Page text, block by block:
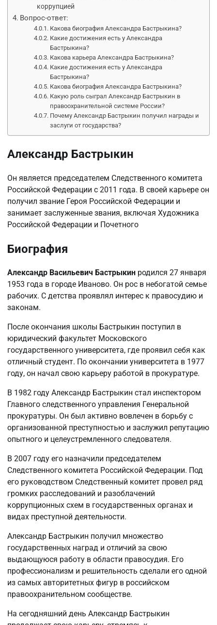
коррупцией
Вопрос-ответ:
Какова биография Александра Бастрыкина?
Какие достижения есть у Александра
Бастрыкина?
Какова карьера Александра Бастрыкина?
Какие достижения есть у Александра
Бастрыкина?
Какова биография Александра Бастрыкина?
Какую роль сыграл Александр Бастрыкин в
правоохранительной системе России?
Почему Александр Бастрыкин получил награды и
заслуги от государства?
Александр Бастрыкин
Он является председателем Следственного комитета
Российской Федерации с 2011 года. В своей карьере он
получил звание Героя Российской Федерации и
занимает заслуженные звания, включая Художника
Российской Федерации и Почетного
Биография
Александр Васильевич Бастрыкин родился 27 января
1953 года в городе Иваново. Он рос в небогатой семье
рабочих. С детства проявлял интерес к правосудию и
законам.
После окончания школы Бастрыкин поступил в
юридический факультет Московского
государственного университета, где проявил себя как
отличный студент. По окончании университета в 1977
году, он начал свою карьеру работой в прокуратуре.
В 1982 году Александр Бастрыкин стал инспектором
Главного следственного управления Генеральной
прокуратуры. Он был активно вовлечен в борьбу с
организованной преступностью и заслужил репутацию
опытного и целеустремленного следователя.
В 2007 году его назначили председателем
Следственного комитета Российской Федерации. Под
его руководством Следственный комитет провел ряд
громких расследований и разоблачений
коррупционных схем в государственных органах и
видах преступной деятельности.
Александр Бастрыкин получил множество
государственных наград и отличий за свою
выдающуюся работу в области правосудия. Его
профессионализм и решительность сделали его одной
из самых авторитетных фигур в российском
правоохранительном сообществе.
На сегодняшний день Александр Бастрыкин